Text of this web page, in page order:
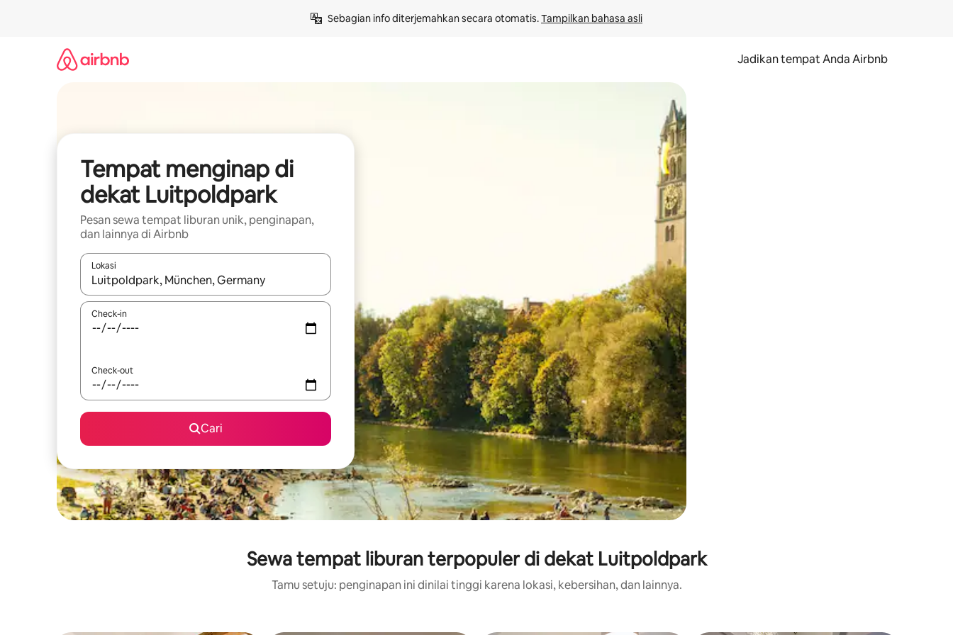
Sebagian info diterjemahkan secara otomatis. Tampilkan bahasa asli
Jadikan tempat Anda Airbnb
Tempat menginap di
dekat Luitpoldpark
Pesan sewa tempat liburan unik, penginapan,
dan lainnya di Airbnb
Lokasi
Jika hasil yang dicari tersedia, telusuri dengan tombol panah ke atas dan ke bawah atau jelajahi dengan sentuhan atau gerakan menggeser.
Check-in
Check-out
Cari
Sewa tempat liburan terpopuler di dekat Luitpoldpark
Tamu setuju: penginapan ini dinilai tinggi karena lokasi, kebersihan, dan lainnya.